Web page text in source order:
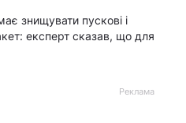
знищувати пускові і
експерт сказав, що для
Реклама